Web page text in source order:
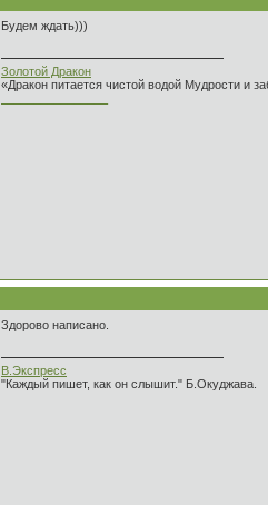
Будем ждать)))
Золотой Дракон
«Дракон питается чистой водой Мудрости и
Здорово написано.
В.Экспресс
"Каждый пишет, как он слышит." Б.Окуджава.